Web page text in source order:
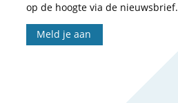
op de hoogte via de nieuwsbrief.
Meld je aan